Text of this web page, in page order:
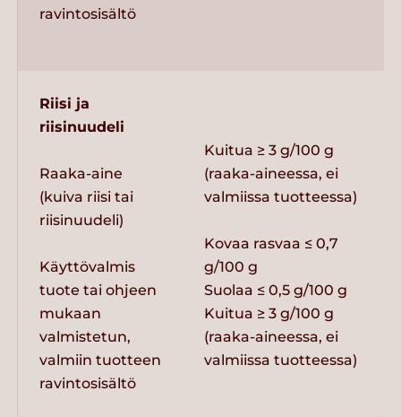
ravintosisältö
Riisi ja
riisinuudeli
Raaka-aine
(kuiva riisi tai
riisinuudeli)
Käyttövalmis
tuote tai ohjeen
mukaan
valmistetun,
valmiin tuotteen
ravintosisältö
Kuitua ≥ 3 g/100 g
(raaka-aineessa, ei
valmiissa tuotteessa)
Kovaa rasvaa ≤ 0,7
g/100 g
Suolaa ≤ 0,5 g/100 g
Kuitua ≥ 3 g/100 g
(raaka-aineessa, ei
valmiissa tuotteessa)